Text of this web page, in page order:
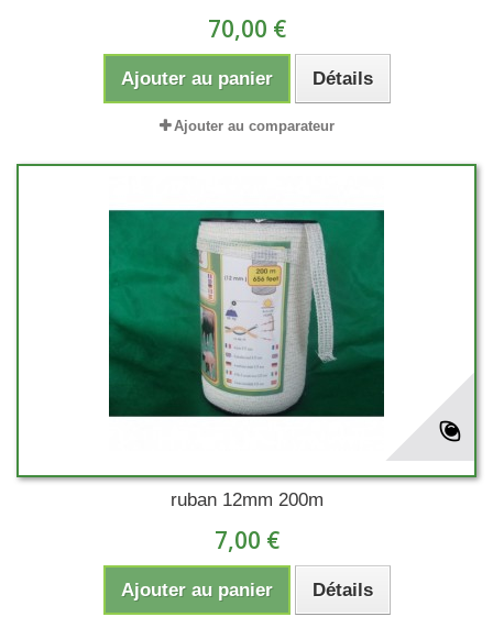
70,00 €
Ajouter au panier Détails
Ajouter au comparateur
ruban 12mm 200m
7,00 €
Ajouter au panier Détails